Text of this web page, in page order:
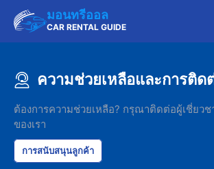
มอนทรีออล
CAR RENTAL GUIDE
ความช่วยเหลือและการติด
ต้องการความช่วยเหลือ? กรุณาติดต่อผู้เชี่ยว
ของเรา
การสนับสนุนลูกค้า